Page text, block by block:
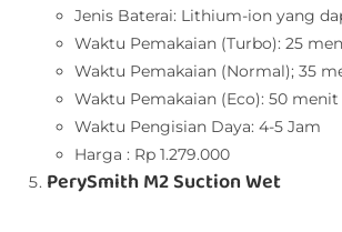
Jenis Baterai: Lithium-ion yang
Waktu Pemakaian (Turbo): 25
Waktu Pemakaian (Normal); 35
Waktu Pemakaian (Eco): 50 menit
Waktu Pengisian Daya: 4-5 Jam
Harga : Rp 1.279.000
PerySmith M2 Suction Wet